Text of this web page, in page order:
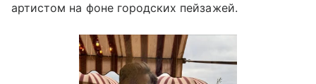
артистом на фоне городских пейзажей.